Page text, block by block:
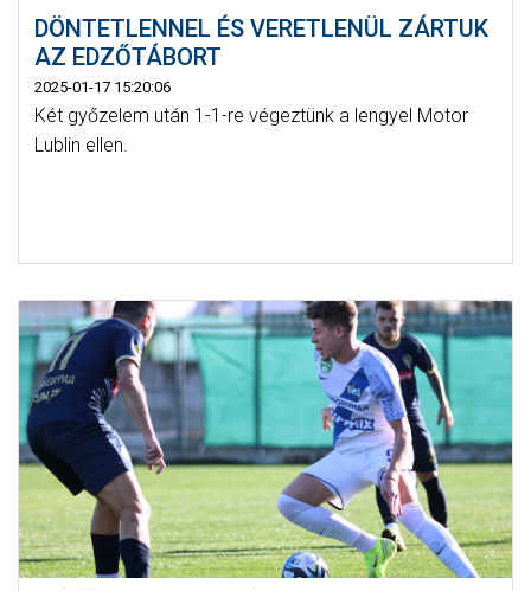
DÖNTETLENNEL ÉS VERETLENÜL ZÁRTUK
AZ EDZŐTÁBORT
2025-01-17 15:20:06
Két győzelem után 1-1-re végeztünk a lengyel Motor
Lublin ellen.